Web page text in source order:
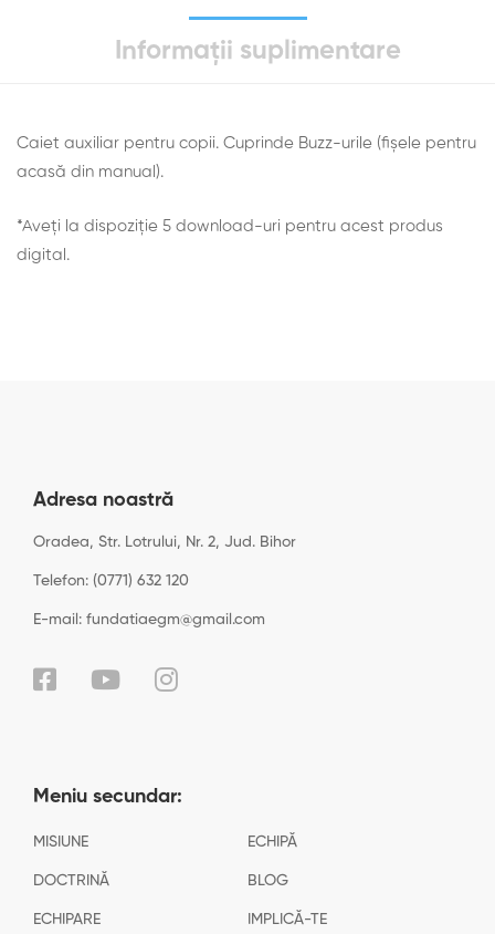
Informații suplimentare
Caiet auxiliar pentru copii. Cuprinde Buzz-urile (fișele pentru
acasă din manual).
*Aveți la dispoziție 5 download-uri pentru acest produs
digital.
Adresa noastră
Oradea, Str. Lotrului, Nr. 2, Jud. Bihor
Telefon: (0771) 632 120
E-mail: fundatiaegm@gmail.com
Meniu secundar:
MISIUNE ECHIPĂ
DOCTRINĂ BLOG
ECHIPARE IMPLICĂ-TE